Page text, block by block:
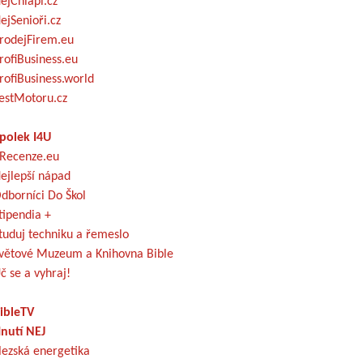
I4U
nápad
Do Škol
+
techniku a řemeslo
Muzeum a Knihovna Bible
se a vyhraj!
NEJ
energetika